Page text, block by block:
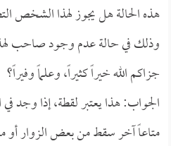
هذه الحالة هل يجوز لهذا الشخص
وذلك في حالة عدم وجود صاحب
جزاكم الله خيراً كثيراً، وعلماً وفيراً؟
الجواب: هذا يعتبر لقطة، إذا وجد
متاعاً آخر سقط من بعض الزوار